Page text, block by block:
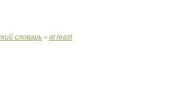
словарь > at least